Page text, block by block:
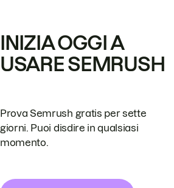
INIZIA OGGI A
USARE SEMRUSH
Prova Semrush gratis per sette
giorni. Puoi disdire in qualsiasi
momento.